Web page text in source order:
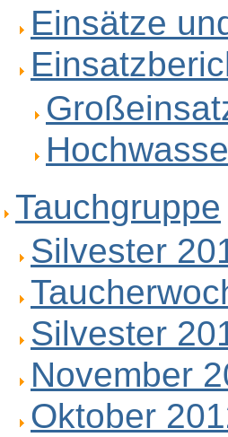
Einsätze
Tauchgruppe
Silvester
Silvester
November
Oktober